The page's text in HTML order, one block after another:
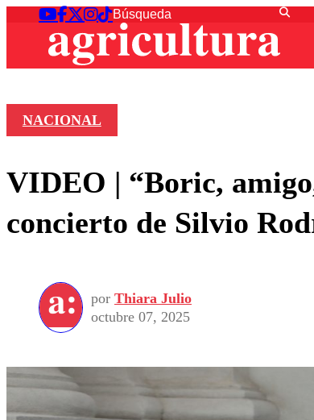
NACIONAL
VIDEO | “Boric,
concierto de Silvio
por Thiara Julio
octubre 07, 2025